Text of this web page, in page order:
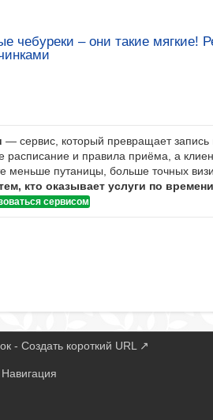
чебуреки – они такие мягкие!
— сервис, который превращает
расписание и правила приёма, а
меньше путаницы, больше точных
кто оказывает услуги по
сервисом
- Создать короткий URL ↗
Навигация